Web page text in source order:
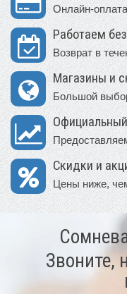
Онлайн-
Работаем
Возврат в
Магазины и
Большой
Скидки и
Цены ниже,
Звоните,